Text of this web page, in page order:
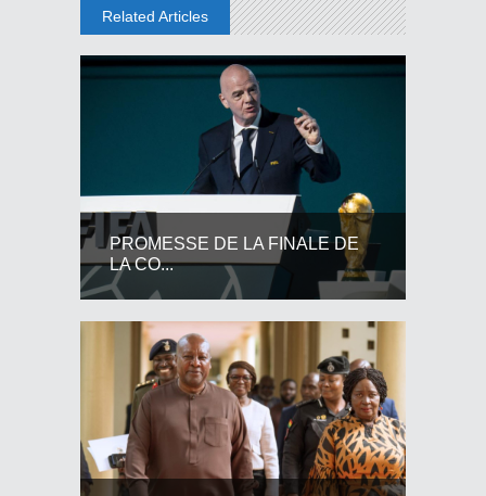
Related Articles
PROMESSE DE LA FINALE DE
LA CO...